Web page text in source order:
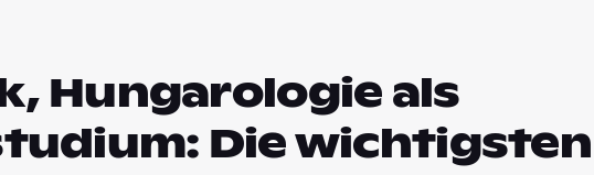
Hungarologie als
Die wichtigsten